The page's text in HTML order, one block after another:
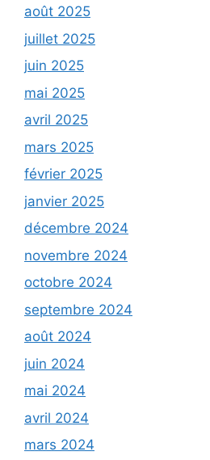
août 2025
juillet 2025
juin 2025
mai 2025
avril 2025
mars 2025
février 2025
janvier 2025
décembre 2024
novembre 2024
octobre 2024
septembre 2024
août 2024
juin 2024
mai 2024
avril 2024
mars 2024